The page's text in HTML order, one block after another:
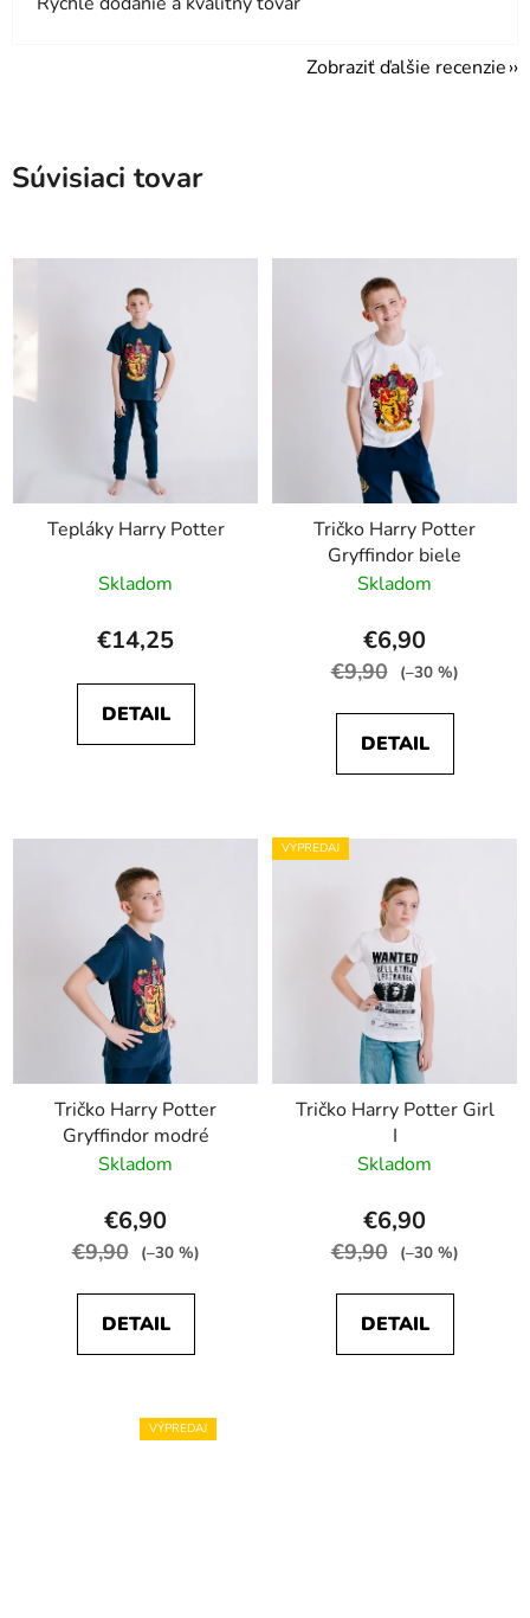
Zobraziť ďalšie recenzie
Súvisiaci tovar
Tepláky Harry Potter
Skladom
€14,25
DETAIL
Tričko Harry Potter
Gryffindor biele
Skladom
€6,90
€9,90 (–30 %)
DETAIL
Tričko Harry Potter
Gryffindor modré
Skladom
€6,90
€9,90 (–30 %)
DETAIL
VÝPREDAJ
Tričko Harry Potter Girl
I
Skladom
€6,90
€9,90 (–30 %)
DETAIL
VÝPREDAJ